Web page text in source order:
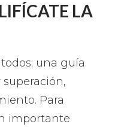
LA
una guía
Para
importante